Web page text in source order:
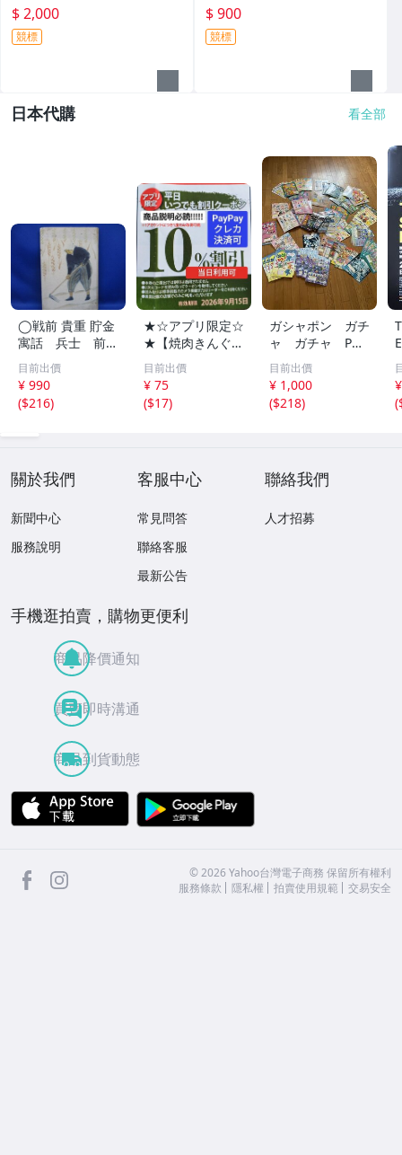
免運費)
$ 2,000
競標
史民俗文物??(郵寄免運費)
$ 900
競標
日本代購 看全部
◯戦前 貴重 貯金
寓話 兵士 前
線 昭和１４年
非売品 貯金局 古
い 昭和 レトロ ア
ンティーク ヴィ
目前出價
¥ 990
($216)
★☆アプリ限定☆
★【焼肉きんぐ】
平日いつでもクー
ポン 10%割引券
9月15日まで Pay
Pay・クレカ決済
目前出價
¥ 75
($17)
ガシャポン ガチ
ャ ガチャ POP
ポップ 台紙
非売品 まとめ
て アンパンマ
ン ポケモン ガ
目前出價
¥ 1,000
($218)
(
關於我們
新聞中心
服務說明
客服中心
常見問答
聯絡客服
最新公告
聯絡我們
人才招募
手機逛拍賣，購物更便利
商品降價通知
買賣即時溝通
商品到貨動態
APP Store
facebook ©2026 Yahoo台灣電子商務 保留所有權利
服務條款
隱私權 拍賣使用規範 交易安全